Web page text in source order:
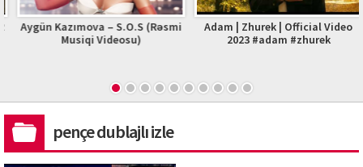
Aygün Kazımova – S.O.S (Rəsmi
Musiqi Videosu)
Adam | Zhurek | Official Video
2023 #adam #zhurek
pençe dublajlı izle